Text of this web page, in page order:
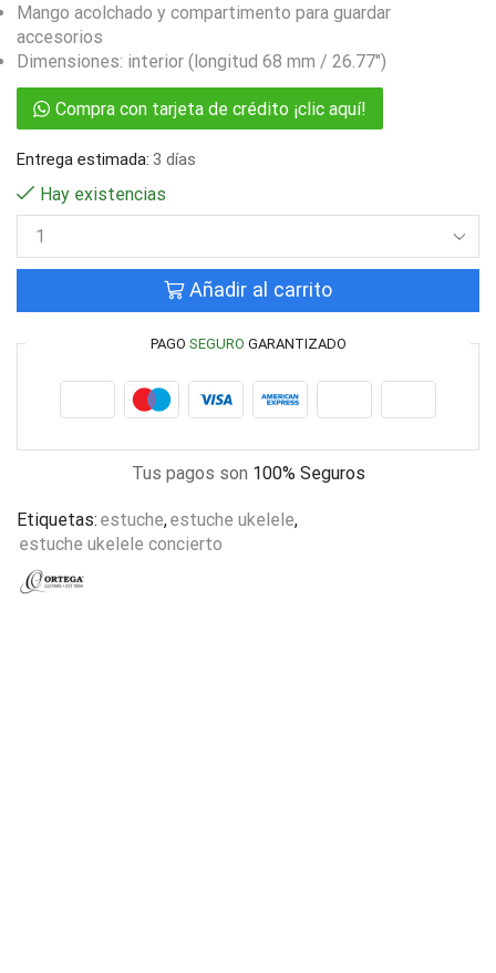
Mango acolchado y compartimento para guardar
accesorios
Dimensiones: interior (longitud 68 mm / 26.77″)
Compra con tarjeta de crédito ¡clic aquí!
Entrega estimada: 3 días
Hay existencias
Añadir al carrito
PAGO SEGURO GARANTIZADO
Tus pagos son 100% Seguros
Etiquetas: estuche,estuche ukelele,
estuche ukelele concierto